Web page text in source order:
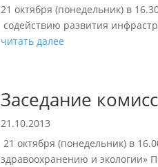
21 октября (понедельник) в
содействию развития
читать далее
Заседание
21.10.2013
21 октября (понедельник) в
здравоохранению и экологии»